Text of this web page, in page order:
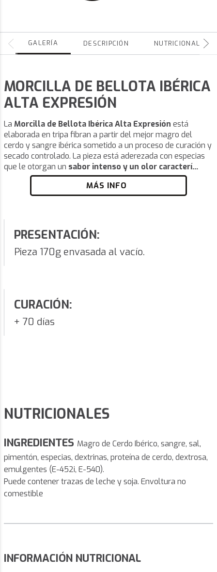
GALERÍA DESCRIPCIÓN NUTRICIONALES
MORCILLA DE BELLOTA IBÉRICA
ALTA EXPRESIÓN
La Morcilla de Bellota Ibérica Alta Expresión está
elaborada en tripa fibran a partir del mejor magro del
cerdo y sangre ibérica sometido a un proceso de curación y
secado controlado. La pieza está aderezada con especias
que le otorgan un sabor intenso y un olor caracterí...
MÁS INFO
PRESENTACIÓN:
Pieza 170g envasada al vacío.
CURACIÓN:
+ 70 días
NUTRICIONALES
INGREDIENTES Magro de Cerdo Ibérico, sangre, sal,
pimentón, especias, dextrinas, proteína de cerdo, dextrosa,
emulgentes (E-452i, E-540).
Puede contener trazas de leche y soja. Envoltura no
comestible
INFORMACIÓN NUTRICIONAL